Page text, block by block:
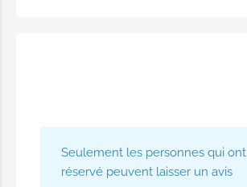
Seulement les personnes qui ont
réservé peuvent laisser un avis